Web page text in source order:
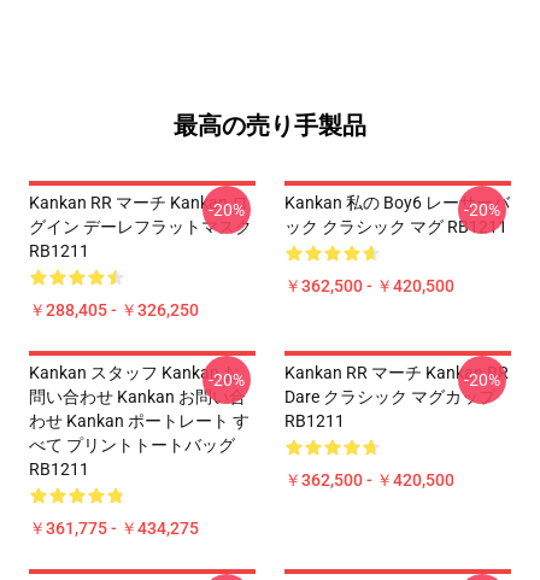
最高の売り手製品
Kankan RR マーチ Kankan ロ
グイン デーレフラットマスク
RB1211
￥288,405 - ￥326,250
-20%
Kankan 私の Boy6 レーサーバ
ック クラシック マグ RB1211
￥362,500 - ￥420,500
-20%
Kankan スタッフ Kankan お
問い合わせ Kankan お問い合
わせ Kankan ポートレート す
べて プリントトートバッグ
RB1211
￥361,775 - ￥434,275
-20%
Kankan RR マーチ Kankan RR
Dare クラシック マグカップ
RB1211
￥362,500 - ￥420,500
-20%